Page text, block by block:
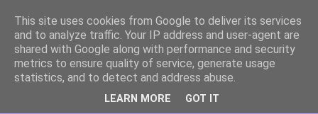
This site uses cookies from Google to deliver its services
and to analyze traffic. Your IP address and user-agent are
shared with Google along with performance and security
metrics to ensure quality of service, generate usage
statistics, and to detect and address abuse.
LEARN MORE GOT IT